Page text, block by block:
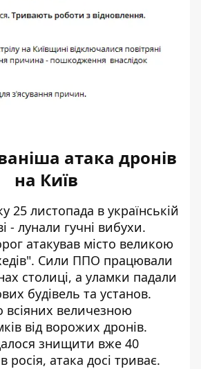
атака дронів
на Київ
25 листопада в українській
- лунали гучні вибухи.
атакував місто великою
Сили ППО працювали
столиці, а уламки падали
будівель та установ.
всіяних величезною
від ворожих дронів.
знищити вже 40
росія, атака досі триває.